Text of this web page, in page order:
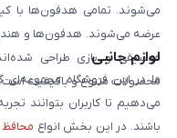
می‌شوند. تمامی هدفون‌ها با
عرضه می‌شوند. هدفون‌ها و
موسیقی و بازی طراحی
محصولات متنوع و باکیفیت است.
لوازم جانبی
ما در این فروشگاه مجموعه‌ای
می‌دهیم تا کاربران بتوانند
باشند. در این بخش انواع